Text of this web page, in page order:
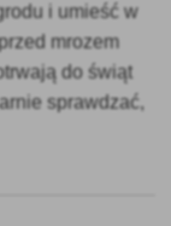
i umieść w
mrozem
do świąt
sprawdzać,